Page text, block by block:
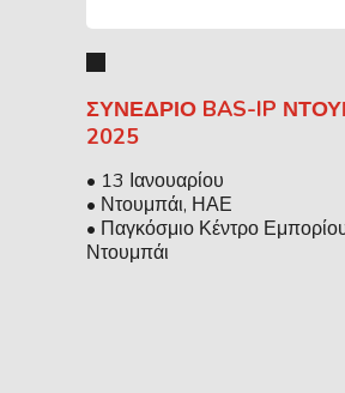
ΣΥΝΈΔΡΙΟ BAS-IP
2025
• 13 Ιανουαρίου
• Ντουμπάι, ΗΑΕ
• Παγκόσμιο Κέντρο
Ντουμπάι